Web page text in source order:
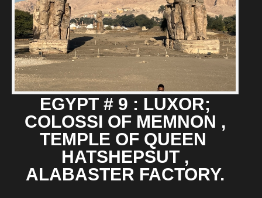
EGYPT # 9 : LUXOR;
COLOSSI OF MEMNON ,
TEMPLE OF QUEEN
HATSHEPSUT ,
ALABASTER FACTORY.